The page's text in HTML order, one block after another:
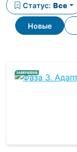
Новые
Статус: Все
ЗАВЕРШЕНА